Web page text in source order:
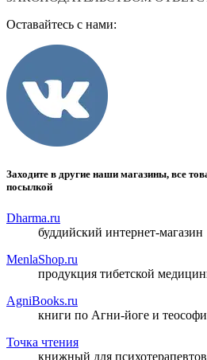
Оставайтесь с нами:
Заходите в другие наши магазины, все
посылкой
Dharma.ru
буддийский интернет-магазин
MenlaShop.ru
продукция тибетской
AgniBooks.ru
книги по Агни-йоге и
Точка чтения
книжный для психотерапевтов